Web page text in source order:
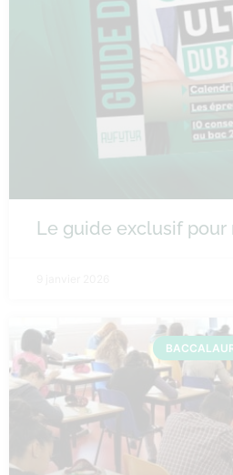
Le guide exclusif pour